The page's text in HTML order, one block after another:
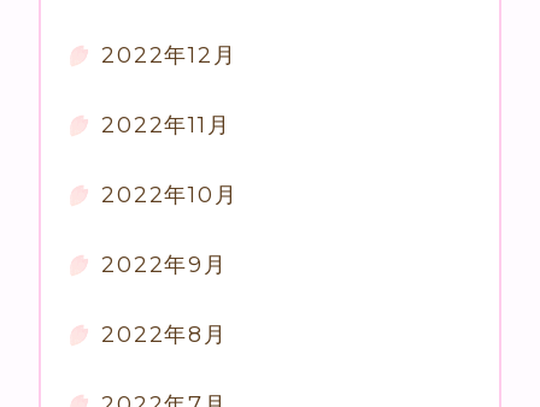
2022年12月
2022年11月
2022年10月
2022年9月
2022年8月